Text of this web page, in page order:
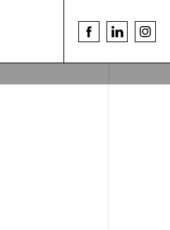
לעמוד
של
הרמנוס
linkedin